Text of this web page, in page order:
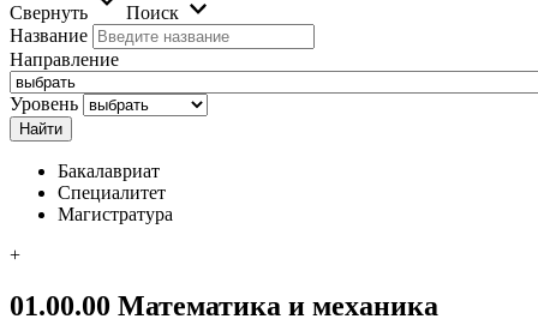
Свернуть
Поиск
Название
Направление
Уровень
Бакалавриат
Специалитет
Магистратура
+
01.00.00 Математика и механика